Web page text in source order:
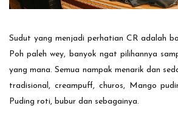
Sudut yang menjadi perhatian CR adalah
Poh paleh wey, banyok ngat pilihannya
yang mana. Semua nampak menarik dan
tradisional, creampuff, churos, Mango
Puding roti, bubur dan sebagainya.